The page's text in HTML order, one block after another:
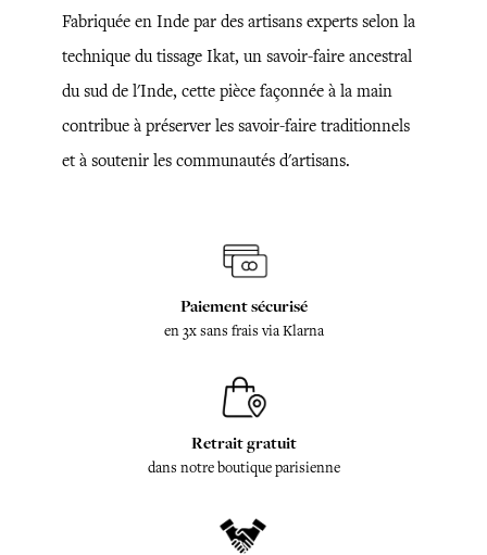
Fabriquée en Inde par des artisans experts selon la
technique du tissage Ikat, un savoir-faire ancestral
du sud de l'Inde, cette pièce façonnée à la main
contribue à préserver les savoir-faire traditionnels
et à soutenir les communautés d'artisans.
Paiement sécurisé
en 3x sans frais via Klarna
Retrait gratuit
dans notre boutique parisienne